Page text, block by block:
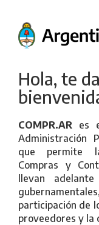
Hola, te
COMPR.AR es
Administración
que permite
Compras y
llevan
participación de
proveedores y la